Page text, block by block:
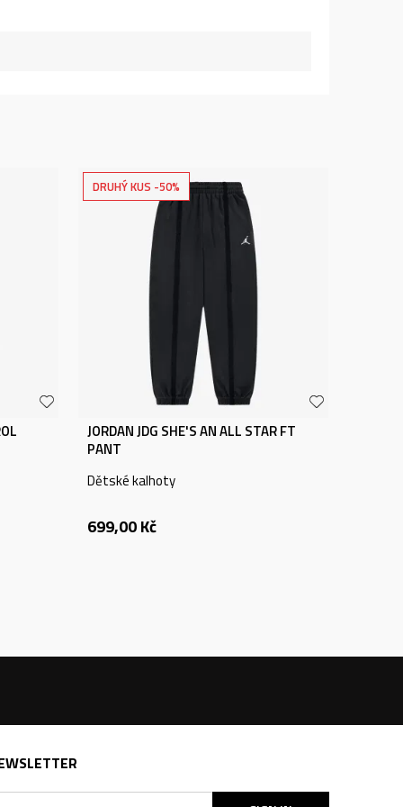
DRUHÝ KUS -50%
JORDAN JDG SHE'S AN ALL STAR FT
PANT
Dětské kalhoty
699,00Kč